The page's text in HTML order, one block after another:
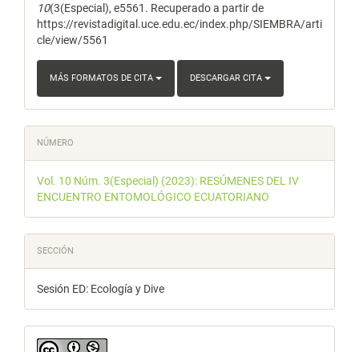
10(3(Especial), e5561. Recuperado a partir de
https://revistadigital.uce.edu.ec/index.php/SIEMBRA/arti
cle/view/5561
MÁS FORMATOS DE CITA DESCARGAR CITA
NÚMERO
Vol. 10 Núm. 3(Especial) (2023): RESÚMENES DEL IV
ENCUENTRO ENTOMOLÓGICO ECUATORIANO
SECCIÓN
Sesión ED: Ecología y Dive